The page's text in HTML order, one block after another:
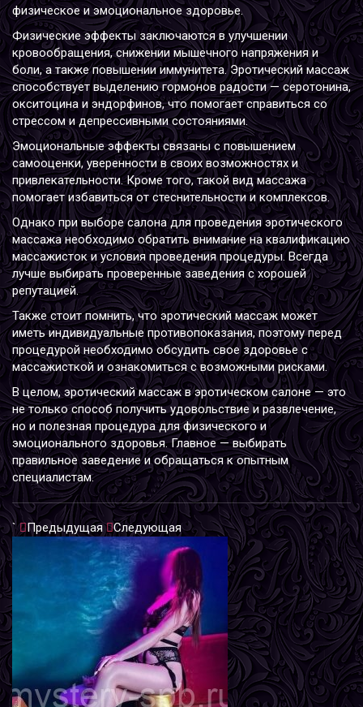
физическое и эмоциональное здоровье.
Физические эффекты заключаются в улучшении
кровообращения, снижении мышечного напряжения и
боли, а также повышении иммунитета. Эротический массаж
способствует выделению гормонов радости — серотонина,
окситоцина и эндорфинов, что помогает справиться со
стрессом и депрессивными состояниями.
Эмоциональные эффекты связаны с повышением
самооценки, уверенности в своих возможностях и
привлекательности. Кроме того, такой вид массажа
помогает избавиться от стеснительности и комплексов.
Однако при выборе салона для проведения эротического
массажа необходимо обратить внимание на квалификацию
массажисток и условия проведения процедуры. Всегда
лучше выбирать проверенные заведения с хорошей
репутацией.
Также стоит помнить, что эротический массаж может
иметь индивидуальные противопоказания, поэтому перед
процедурой необходимо обсудить свое здоровье с
массажисткой и ознакомиться с возможными рисками.
В целом, эротический массаж в эротическом салоне — это
не только способ получить удовольствие и развлечение,
но и полезная процедура для физического и
эмоционального здоровья. Главное — выбирать
правильное заведение и обращаться к опытным
специалистам.
` Предыдущая Следующая